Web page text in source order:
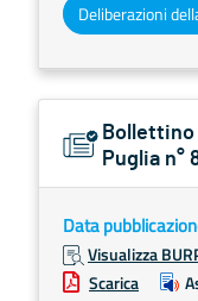
Deliberazioni
Bollettino
Puglia n°
Data
Visualizza
Scarica